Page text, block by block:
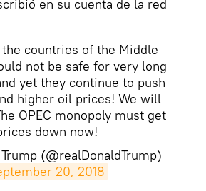
en su cuenta de la red
countries of the Middle
not be safe for very long
yet they continue to push
higher oil prices! We will
OPEC monopoly must get
down now!
(@realDonaldTrump)
20, 2018